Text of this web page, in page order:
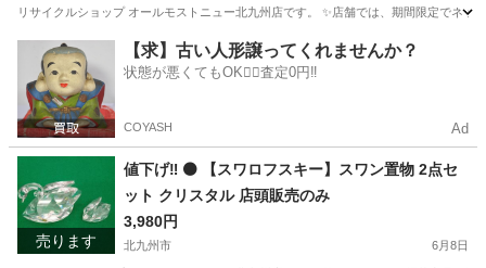
リサイクルショップ オールモストニュー北九州店です。 ✨️店舗では、期間限定でネ
北九州市 城野駅 食器 商品
【求】古い人形譲ってくれませんか？
状態が悪くてもOK🙆‍♀️査定0円‼️
COYASH Ad
売ります
値下げ‼️ ⚫️ 【スワロフスキー】スワン置物 2点セ
ット クリスタル 店頭販売のみ
3,980円
北九州市 6月8日